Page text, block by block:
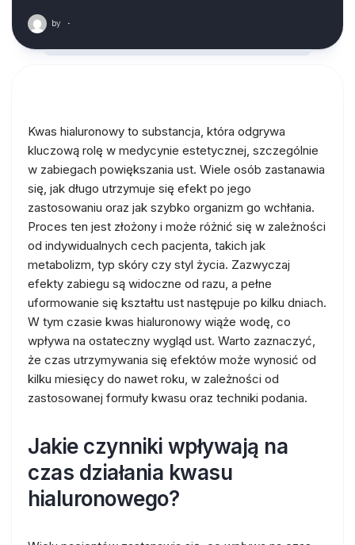
by ·
Kwas hialuronowy to substancja, która odgrywa
kluczową rolę w medycynie estetycznej, szczególnie
w zabiegach powiększania ust. Wiele osób zastanawia
się, jak długo utrzymuje się efekt po jego
zastosowaniu oraz jak szybko organizm go wchłania.
Proces ten jest złożony i może różnić się w zależności
od indywidualnych cech pacjenta, takich jak
metabolizm, typ skóry czy styl życia. Zazwyczaj
efekty zabiegu są widoczne od razu, a pełne
uformowanie się kształtu ust następuje po kilku dniach.
W tym czasie kwas hialuronowy wiąże wodę, co
wpływa na ostateczny wygląd ust. Warto zaznaczyć,
że czas utrzymywania się efektów może wynosić od
kilku miesięcy do nawet roku, w zależności od
zastosowanej formuły kwasu oraz techniki podania.
Jakie czynniki wpływają na
czas działania kwasu
hialuronowego?